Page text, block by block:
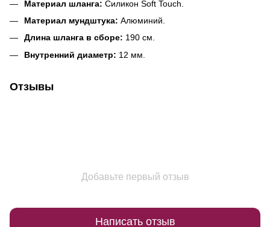
Материал шланга: Силикон Soft Touch.
Материал мундштука: Алюминий.
Длина шланга в сборе: 190 см.
Внутренний диаметр: 12 мм.
Отзывы
Добавьте первый отзыв
Написать отзыв